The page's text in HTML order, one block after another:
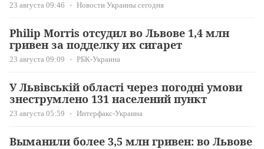
23 августа 09:46 Новости Украины сегодня
Philip Morris отсудил во Львове 1,4 млн
гривен за подделку их сигарет
23 августа 09:09 РБК-Украина
У Львівській області через погодні умови
знеструмлено 131 населений пункт
23 августа 05:59 Интерфакс-Украина
Выманили более 3,5 млн гривен: во Львове